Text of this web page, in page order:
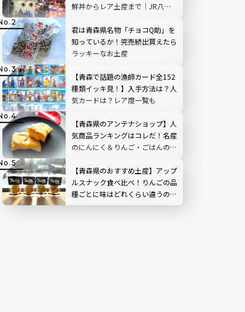
鮮丼からレア土産まで｜JR八戸
君は青森県名物「チョコQ助」を
知っているか！完売続出買えたら
ラッキーなお土産
【青森で話題の漁師カード全152
種類イッキ見！】入手方法は？人
気カードは？レア度一覧も
【青森県のアンテナショップ】人
気商品ランキングはコレだ！名産
のにんにく＆りんご・ごはんのお
【青森県のおすすめ土産】アップ
ルスナック食べ比べ！りんごの品
種ごとに味はどれくらい違うの
か？